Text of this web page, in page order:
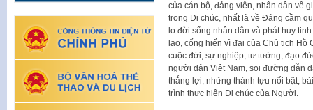
của cán bộ, đảng viên, nhân dân về
trong Di chúc, nhất là về Đảng cầm
lo đời sống nhân dân và phát huy
lao, cống hiến vĩ đại của Chủ tịch Hồ
cuộc đời, sự nghiệp, tư tưởng, đạo
người dân Việt Nam, soi đường dẫn
thắng lợi; những thành tựu nổi bật,
trình thực hiện Di chúc của Người.